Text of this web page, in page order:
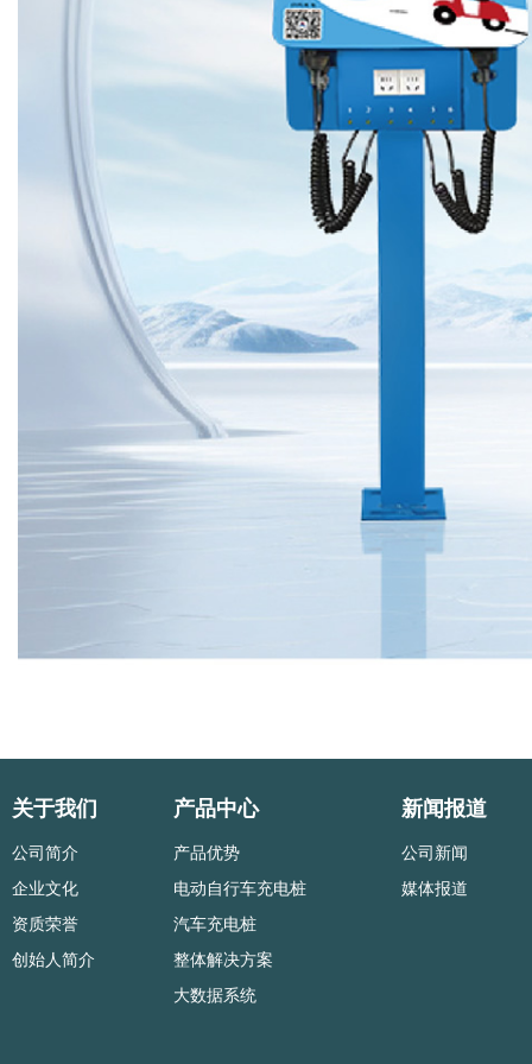
关于我们
公司简介
企业文化
资质荣誉
创始人简介
产品中心
产品优势
电动自行车充电桩
汽车充电桩
整体解决方案
大数据系统
新闻报道
公司新闻
媒体报道